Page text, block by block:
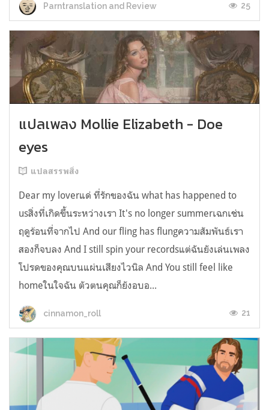
Parntranslation and Review 25
แปลเพลง Mollie Elizabeth - Doe
eyes
แปลสรรพสิ่ง
Dear my loverแด่ ที่รักของฉัน what has happened to
usสิ่งที่เกิดขึ้นระหว่างเรา It's no longer summerเฉกเช่น
ฤดูร้อนที่จากไป And our fling has flungความสัมพันธ์เรา
สองก็จบลง And I still spin your recordsแต่ฉันยังเล่นเพลง
โปรดของคุณบนแผ่นเสียงไวนิล And You still feel like
homeในใจฉัน ตัวตนคุณก็ยังอบอ...
cinnamon_roll 21